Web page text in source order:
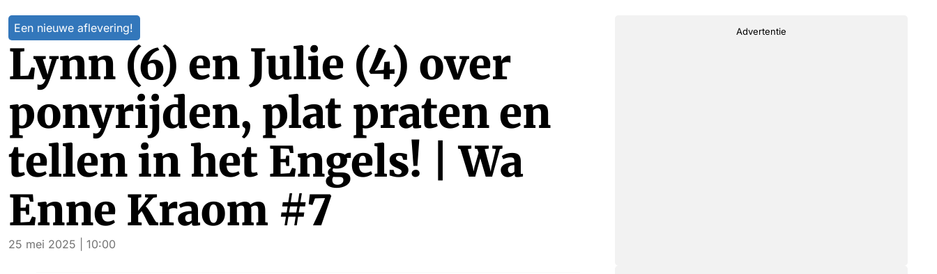
Een nieuwe aflevering!
Lynn (6) en Julie (4) over
ponyrijden, plat praten en
tellen in het Engels! | Wa
Enne Kraom #7
25 mei 2025 | 10:00
Advertentie